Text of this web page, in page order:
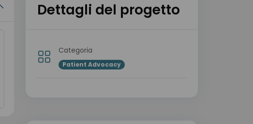
Dettagli del progetto
Categoria
Patient Advocacy